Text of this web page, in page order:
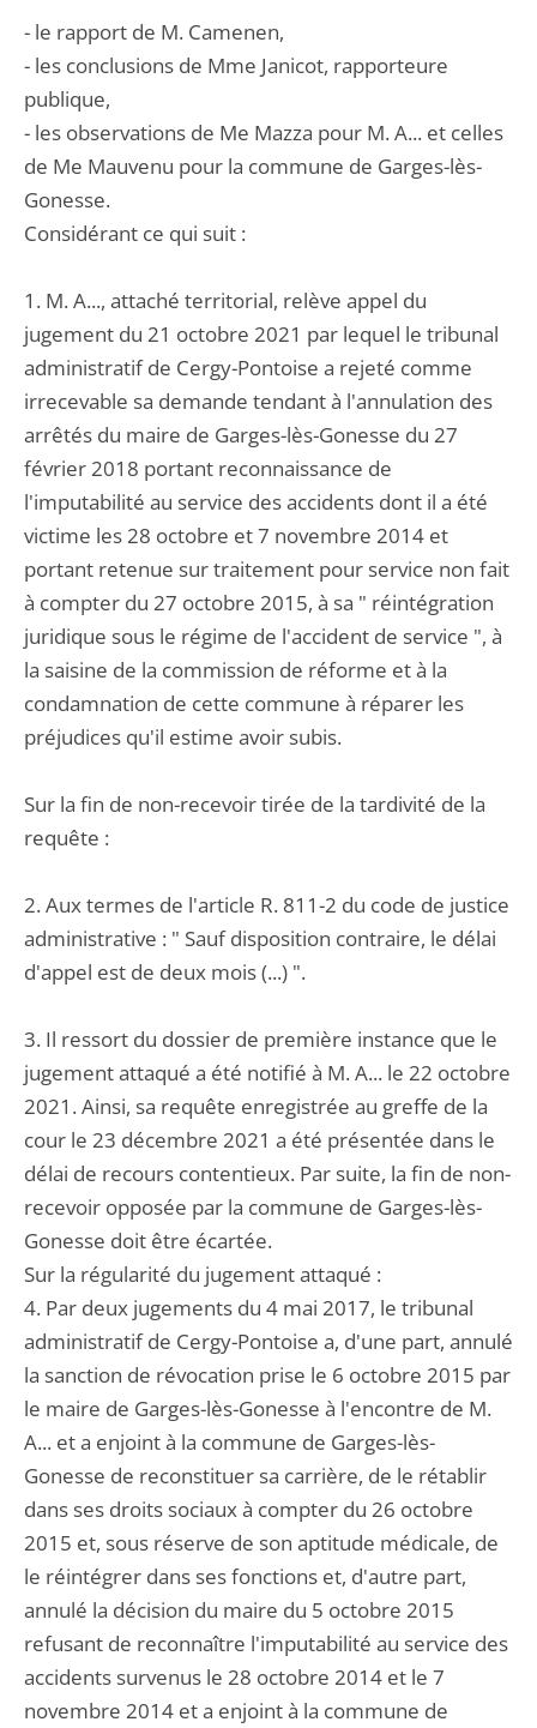
- le rapport de M. Camenen,
- les conclusions de Mme Janicot, rapporteure
publique,
- les observations de Me Mazza pour M. A... et celles
de Me Mauvenu pour la commune de Garges-lès-
Gonesse.
Considérant ce qui suit :
1. M. A..., attaché territorial, relève appel du
jugement du 21 octobre 2021 par lequel le tribunal
administratif de Cergy-Pontoise a rejeté comme
irrecevable sa demande tendant à l'annulation des
arrêtés du maire de Garges-lès-Gonesse du 27
février 2018 portant reconnaissance de
l'imputabilité au service des accidents dont il a été
victime les 28 octobre et 7 novembre 2014 et
portant retenue sur traitement pour service non fait
à compter du 27 octobre 2015, à sa " réintégration
juridique sous le régime de l'accident de service ", à
la saisine de la commission de réforme et à la
condamnation de cette commune à réparer les
préjudices qu'il estime avoir subis.
Sur la fin de non-recevoir tirée de la tardivité de la
requête :
2. Aux termes de l'article R. 811-2 du code de justice
administrative : " Sauf disposition contraire, le délai
d'appel est de deux mois (...) ".
3. Il ressort du dossier de première instance que le
jugement attaqué a été notifié à M. A... le 22 octobre
2021. Ainsi, sa requête enregistrée au greffe de la
cour le 23 décembre 2021 a été présentée dans le
délai de recours contentieux. Par suite, la fin de non-
recevoir opposée par la commune de Garges-lès-
Gonesse doit être écartée.
Sur la régularité du jugement attaqué :
4. Par deux jugements du 4 mai 2017, le tribunal
administratif de Cergy-Pontoise a, d'une part, annulé
la sanction de révocation prise le 6 octobre 2015 par
le maire de Garges-lès-Gonesse à l'encontre de M.
A... et a enjoint à la commune de Garges-lès-
Gonesse de reconstituer sa carrière, de le rétablir
dans ses droits sociaux à compter du 26 octobre
2015 et, sous réserve de son aptitude médicale, de
le réintégrer dans ses fonctions et, d'autre part,
annulé la décision du maire du 5 octobre 2015
refusant de reconnaître l'imputabilité au service des
accidents survenus le 28 octobre 2014 et le 7
novembre 2014 et a enjoint à la commune de